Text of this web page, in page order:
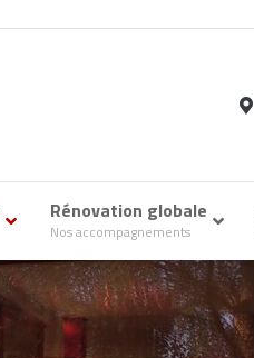
– Rénovation globale
Nos accompagnements